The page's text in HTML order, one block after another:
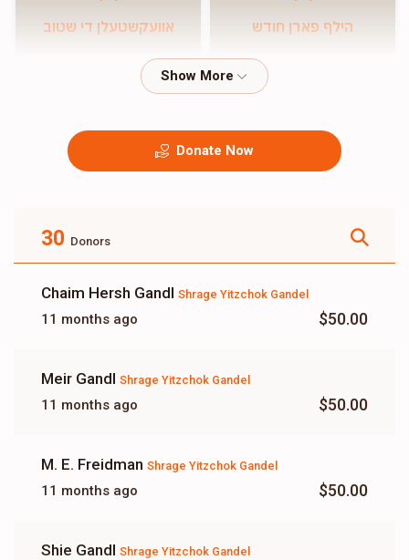
הילף פארן חודש אוועקשטעלן די שטוב
Donate Now
30 Donors
Chaim Hersh Gandl Shrage Yitzchok Gandel
11 months ago $50.00
Meir Gandl Shrage Yitzchok Gandel
11 months ago $50.00
M. E. Freidman Shrage Yitzchok Gandel
11 months ago $50.00
Shie Gandl Shrage Yitzchok Gandel